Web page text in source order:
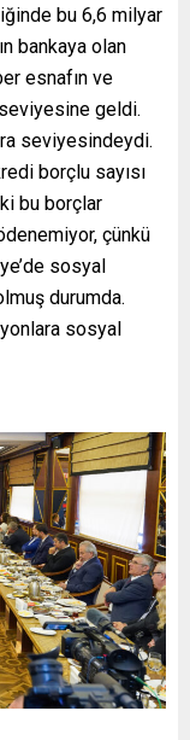
bu 6,6 milyar
bankaya olan
esnafın ve
geldi.
seviyesindeydi.
borçlu sayısı
bu borçlar
çünkü
sosyal
durumda.
sosyal